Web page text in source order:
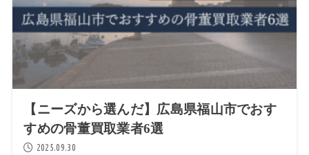
【ニーズから選んだ】広島県福山市でおす
すめの骨董買取業者6選
2025.09.30